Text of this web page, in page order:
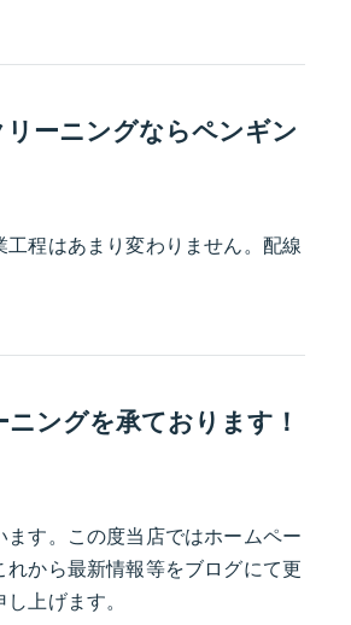
ーニングならペンギン
程はあまり変わりません。配線
ングを承ております！
す。この度当店ではホームペー
から最新情報等をブログにて更
上げます。